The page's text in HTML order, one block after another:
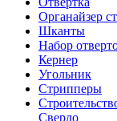
Органайзер
Шканты
Набор
Кернер
Угольник
Стрипперы
Сверло